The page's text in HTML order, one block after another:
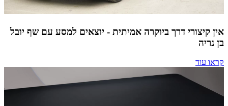
אין קיצורי דרך ביוקרה אמיתית - יוצאים למסע עם שף יובל
בן נריה
קראו עוד